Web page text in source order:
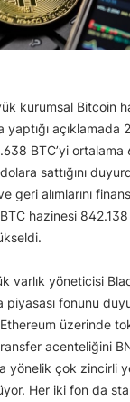
kurumsal Bitcoin
yaptığı açıklamada
BTC’yi
sattığını
geri alımlarını
hazinesi
varlık yöneticisi
piyasası fonunu
üzerinde
transfer acenteliğini
yönelik çok zincirli
Her iki fon da